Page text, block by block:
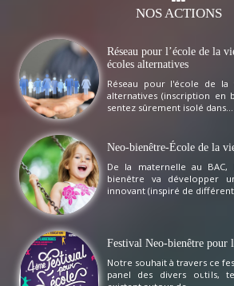
NOSACTIONS
Réseau pour l’école de la
écoles alternatives
Réseau pour l'école de la
alternatives (inscription en
sentez sûrement isolé dans...
Neo-bienêtre-École de la
De la maternelle au
bienêtre va développer
innovant (inspiré de
Festival Neo-bienêtre pour
Notre souhait à travers ce
panel des divers outils,